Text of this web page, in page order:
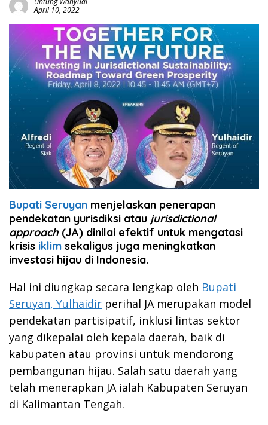
April 10, 2022
Bupati Seruyan menjelaskan penerapan
pendekatan yurisdiksi atau jurisdictional
approach (JA) dinilai efektif untuk mengatasi
krisis iklim sekaligus juga meningkatkan
investasi hijau di Indonesia.
Hal ini diungkap secara lengkap oleh Bupati
Seruyan, Yulhaidir perihal JA merupakan model
pendekatan partisipatif, inklusi lintas sektor
yang dikepalai oleh kepala daerah, baik di
kabupaten atau provinsi untuk mendorong
pembangunan hijau. Salah satu daerah yang
telah menerapkan JA ialah Kabupaten Seruyan
di Kalimantan Tengah.